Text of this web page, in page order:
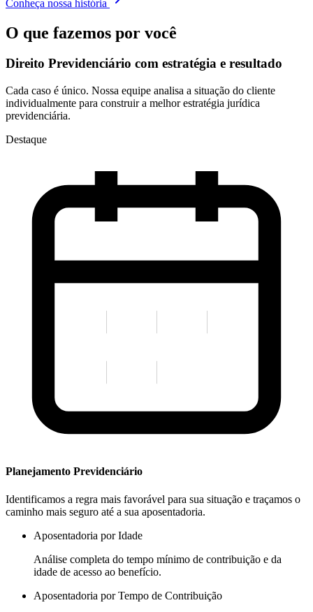
Conheça nossa história
O que fazemos por você
Direito Previdenciário com estratégia e resultado
Cada caso é único. Nossa equipe analisa a situação do cliente
individualmente para construir a melhor estratégia jurídica
previdenciária.
Destaque
Planejamento Previdenciário
Identificamos a regra mais favorável para sua situação e traçamos o
caminho mais seguro até a sua aposentadoria.
Aposentadoria por Idade
Análise completa do tempo mínimo de contribuição e da
idade de acesso ao benefício.
Aposentadoria por Tempo de Contribuição